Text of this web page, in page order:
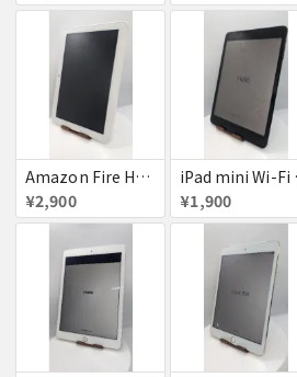
Amazon Fire HD 8 タブレット
¥2,900
¥1,900